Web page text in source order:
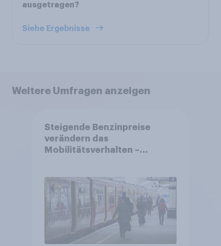
ausgetragen?
Siehe Ergebnisse
Weitere Umfragen anzeigen
Steigende Benzinpreise
verändern das
Mobilitätsverhalten –
auf öffentliche
Verkehrsmittel um